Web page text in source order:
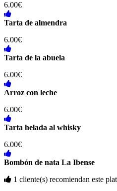
6.00€
Tarta de almendra
6.00€
Tarta de la abuela
6.00€
Arroz con leche
6.00€
Tarta helada al whisky
6.00€
Bombón de nata La Ibense
1 cliente(s) recomiendan este